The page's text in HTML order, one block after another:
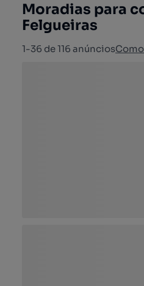
Moradias para
Felgueiras
1-36 de 116 anúncios